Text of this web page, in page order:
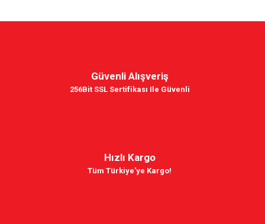
Güvenli Alışveriş
256Bit SSL Sertifikası Ile Güvenli
Hızlı Kargo
Tüm Türkiye'ye Kargo!